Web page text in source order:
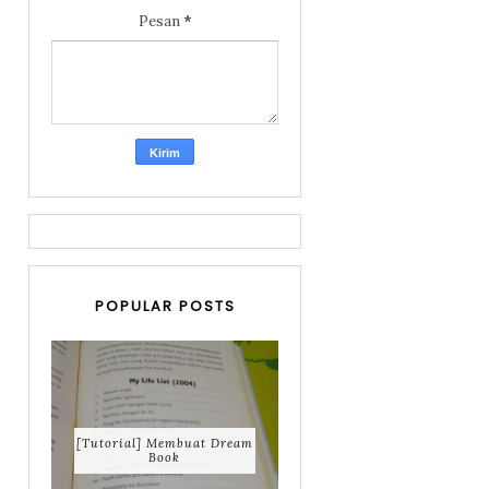
Pesan *
POPULAR POSTS
[Tutorial] Membuat Dream
Book